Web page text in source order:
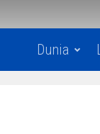
Dunia